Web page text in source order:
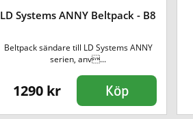
LD Systems ANNY Beltpack - B8
Beltpack sändare till LD Systems ANNY
serien, anv...
1290 kr Köp